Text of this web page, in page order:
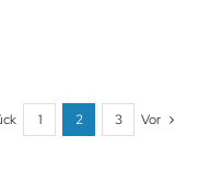
1 2 3 Vor